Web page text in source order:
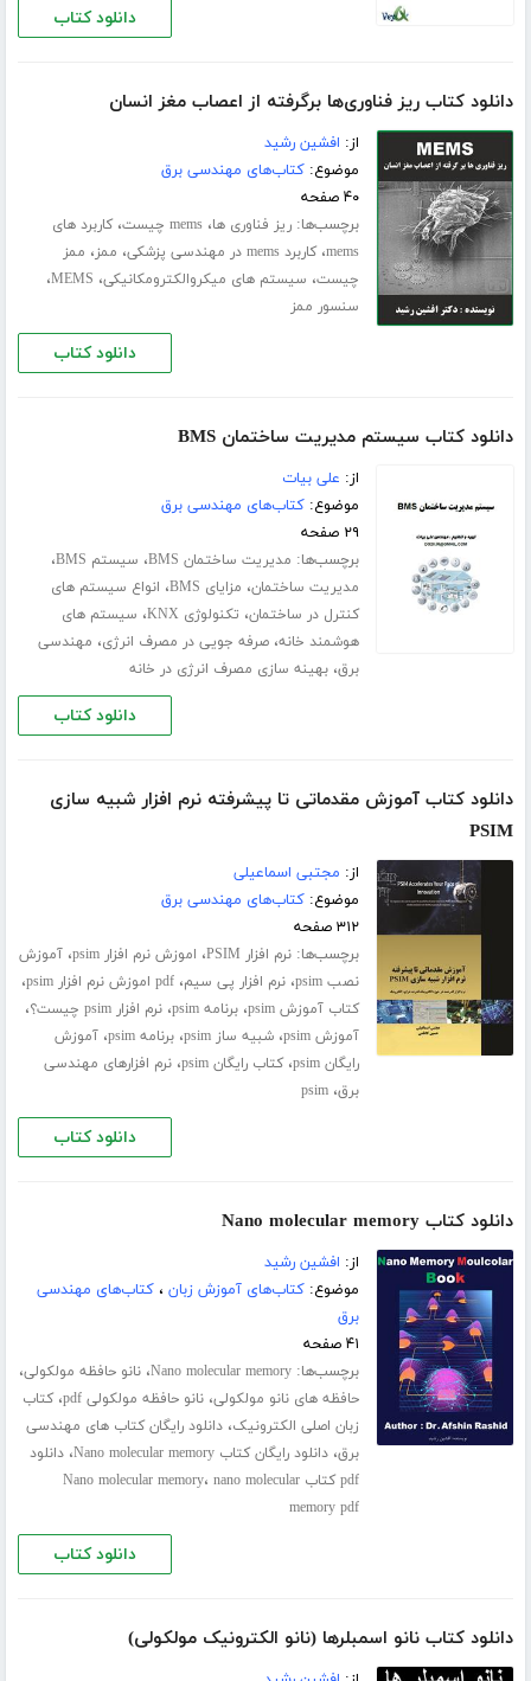
دانلود کتاب
دانلود کتاب ریز فناوری‌ها برگرفته از اعصاب مغز انسان
از: افشین رشید
موضوع:کتاب‌های مهندسی برق
۴۰ صفحه
برچسب‌ها:ریز فناوری ها،mems چیست ،کاربرد های
mems،کاربرد mems در مهندسی پزشکی ، ممز، ممز
چیست، سیستم های میکروالکترومکانیکی، MEMS،
سنسور ممز
دانلود کتاب
دانلود کتاب سیستم مدیریت ساختمان BMS
از: علی بیات
موضوع:کتاب‌های مهندسی برق
۲۹ صفحه
برچسب‌ها: مدیریت ساختمان BMS ، سیستم BMS ،
مدیریت ساختمان، مزایای BMS ، انواع سیستم های
کنترل در ساختمان، تکنولوژی KNX ، سیستم های
هوشمند خانه،صرفه جویی در مصرف انرژی، مهندسی
برق،بهینه سازی مصرف انرژی در خانه
دانلود کتاب
دانلود کتاب آموزش مقدماتی تا پیشرفته نرم افزار شبیه سازی
PSIM
از: مجتبی اسماعیلی
موضوع:کتاب‌های مهندسی برق
۳۱۲ صفحه
برچسب‌ها:نرم افزار PSIM ، اموزش نرم افزار psim ،آموزش
نصب psim
،نرم افزار پی سیم،pdf اموزش نرم افزار psim ،
کتاب آموزش psim ،برنامه psim ،نرم افزار psim چیست؟ ،
آموزش psim ،شبیه ساز psim ،برنامه psim ،آموزش
رایگان psim
،کتاب رایگان psim ،نرم افزارهای مهندسی
برق،psim
دانلود کتاب
دانلود کتاب Nano molecular memory
از: افشین رشید
موضوع:کتاب‌های آموزش زبان ،کتاب‌های مهندسی
برق
۴۱ صفحه
برچسب‌ها:Nano molecular memory،نانو حافظه مولکولی،
حافظه های نانو مولکولی،نانو حافظه مولکولی pdf ،کتاب
زبان اصلی الکترونیک،دانلود رایگان کتاب های مهندسی
برق،دانلود رایگان کتاب Nano molecular memory ،دانلود
pdf کتاب Nano molecular memory
، nano molecular
memory pdf
دانلود کتاب
دانلود کتاب نانو اسمبلرها (نانو الکترونیک مولکولی)